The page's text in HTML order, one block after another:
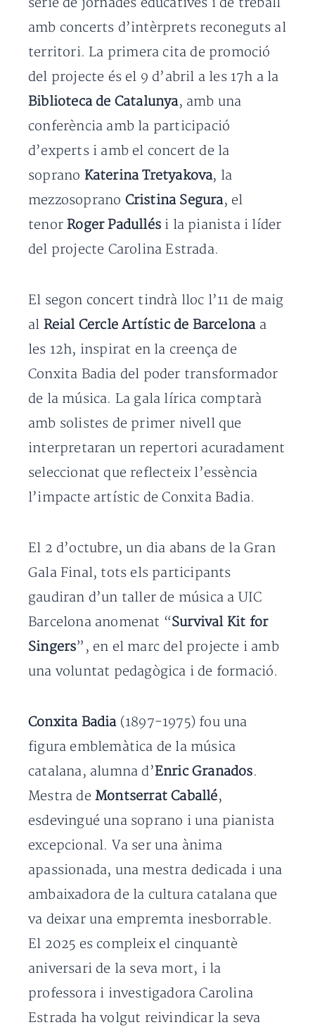
amb concerts d’intèrprets reconeguts al
territori. La primera cita de promoció
del projecte és el 9 d’abril a les 17h a la
Biblioteca de Catalunya, amb una
conferència amb la participació
d’experts i amb el concert de la
soprano Katerina Tretyakova, la
mezzosoprano Cristina Segura, el
tenorRoger Padullés i la pianista i líder
del projecte Carolina Estrada.
El segon concert tindrà lloc l’11 de maig
al Reial Cercle Artístic de Barcelonaa
les 12h, inspirat en la creença de
Conxita Badia del poder transformador
de la música. La gala lírica comptarà
amb solistes de primer nivell que
interpretaran un repertori acuradament
seleccionat que reflecteix l’essència
l’impacte artístic de Conxita Badia.
El 2 d’octubre, un dia abans de la Gran
Gala Final, tots els participants
gaudiran d’un taller de música a UIC
Barcelona anomenat “Survival Kit for
Singers”, en el marc del projecte i amb
una voluntat pedagògica i de formació.
Conxita Badia(1897-1975) fou una
figura emblemàtica de la música
catalana, alumna d’Enric Granados.
Mestra de Montserrat Caballé,
esdevingué una soprano i una pianista
excepcional. Va ser una ànima
apassionada, una mestra dedicada i una
ambaixadora de la cultura catalana que
va deixar una empremta inesborrable.
El 2025 es compleix el cinquantè
aniversari de la seva mort, i la
professora i investigadora Carolina
Estrada ha volgut reivindicar la seva